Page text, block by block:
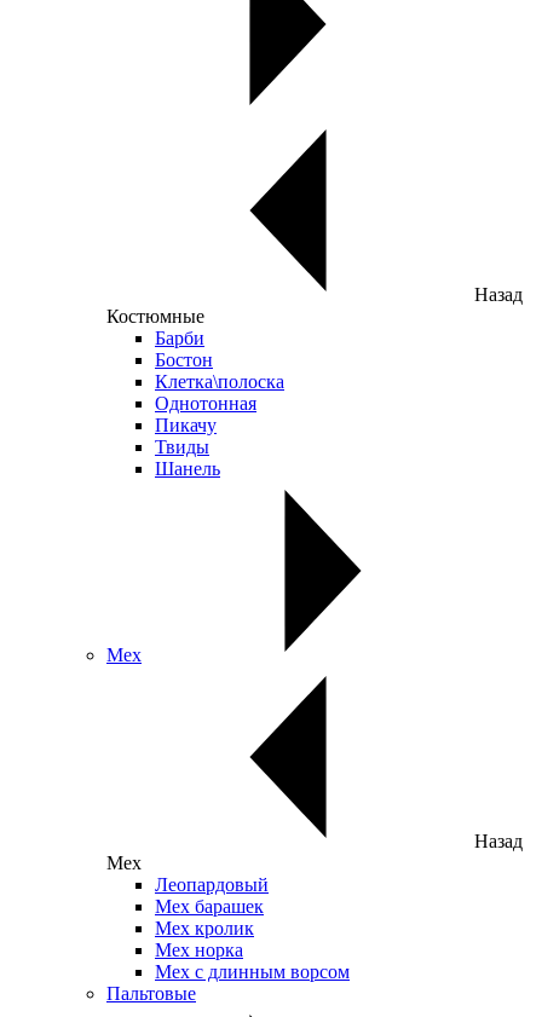
Назад
Костюмные
Барби
Бостон
Клетка\полоска
Однотонная
Пикачу
Твиды
Шанель
Мех
Назад
Мех
Леопардовый
Мех барашек
Мех кролик
Мех норка
Мех с длинным ворсом
Пальтовые